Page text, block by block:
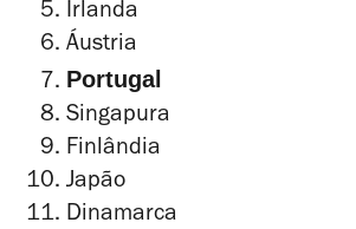
Irlanda
Áustria
Portugal
Singapura
Finlândia
Japão
Dinamarca